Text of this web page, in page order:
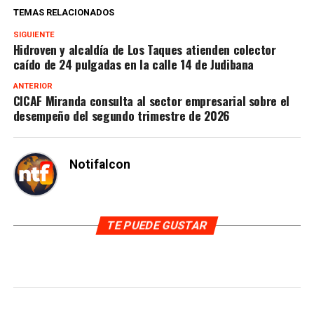
TEMAS RELACIONADOS
SIGUIENTE
Hidroven y alcaldía de Los Taques atienden colector
caído de 24 pulgadas en la calle 14 de Judibana
ANTERIOR
CICAF Miranda consulta al sector empresarial sobre el
desempeño del segundo trimestre de 2026
Notifalcon
TE PUEDE GUSTAR